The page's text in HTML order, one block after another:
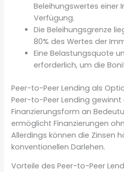
Beleihungswertes einer
Verfügung.
Die Beleihungsgrenze
80% des Wertes der
Eine Belastungsquote
erforderlich, um die
Peer-to-Peer Lending als
Peer-to-Peer Lending
Finanzierungsform an
ermöglicht Finanzierungen
Allerdings können die Zinsen
konventionellen Darlehen.
Vorteile des Peer-to-Peer